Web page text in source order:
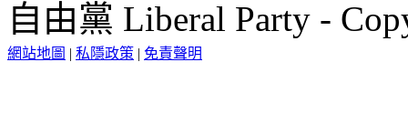
自由黨 Liberal Party -
網站地圖 | 私隱政策 | 免責聲明